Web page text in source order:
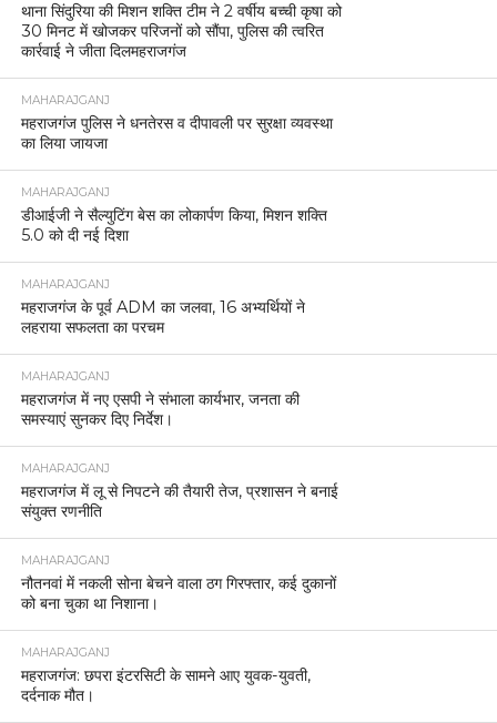
थाना सिंदुरिया की मिशन शक्ति टीम ने 2 वर्षीय बच्ची कृषा को
30 मिनट में खोजकर परिजनों को सौंपा, पुलिस की त्वरित
कार्रवाई ने जीता दिलमहराजगंज
MAHARAJGANJ
महराजगंज पुलिस ने धनतेरस व दीपावली पर सुरक्षा व्यवस्था
का लिया जायजा
MAHARAJGANJ
डीआईजी ने सैल्युटिंग बेस का लोकार्पण किया, मिशन शक्ति
5.0 को दी नई दिशा
MAHARAJGANJ
महराजगंज के पूर्व ADM का जलवा, 16 अभ्यर्थियों ने
लहराया सफलता का परचम
MAHARAJGANJ
महराजगंज में नए एसपी ने संभाला कार्यभार, जनता की
समस्याएं सुनकर दिए निर्देश।
MAHARAJGANJ
महराजगंज में लू से निपटने की तैयारी तेज, प्रशासन ने बनाई
संयुक्त रणनीति
MAHARAJGANJ
नौतनवां में नकली सोना बेचने वाला ठग गिरफ्तार, कई दुकानों
को बना चुका था निशाना।
MAHARAJGANJ
महराजगंज: छपरा इंटरसिटी के सामने आए युवक-युवती,
दर्दनाक मौत।